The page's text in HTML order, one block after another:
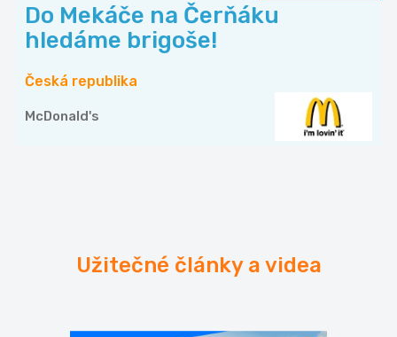
Do Mekáče na Čerňáku
hledáme brigoše!
Česká republika
McDonald's
Užitečné články a videa